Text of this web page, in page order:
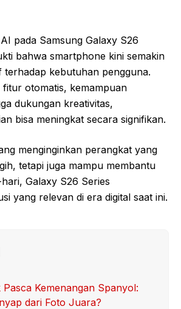
pada Samsung Galaxy S26
bahwa smartphone kini semakin
terhadap kebutuhan pengguna.
fitur otomatis, kemampuan
dukungan kreativitas,
bisa meningkat secara signifikan.
menginginkan perangkat yang
tetapi juga mampu membantu
Galaxy S26 Series
yang relevan di era digital saat ini.
Kemenangan Spanyol:
dari Foto Juara?